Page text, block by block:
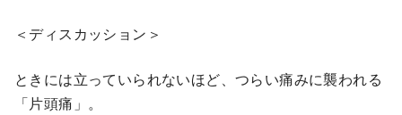
＜ディスカッション＞
ときには立っていられないほど、つらい痛みに襲われる
「片頭痛」。